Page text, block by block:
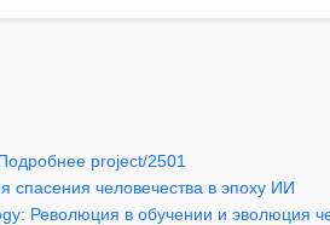
project/2501
спасения человечества в эпоху ИИ
Революция в обучении и эволюция